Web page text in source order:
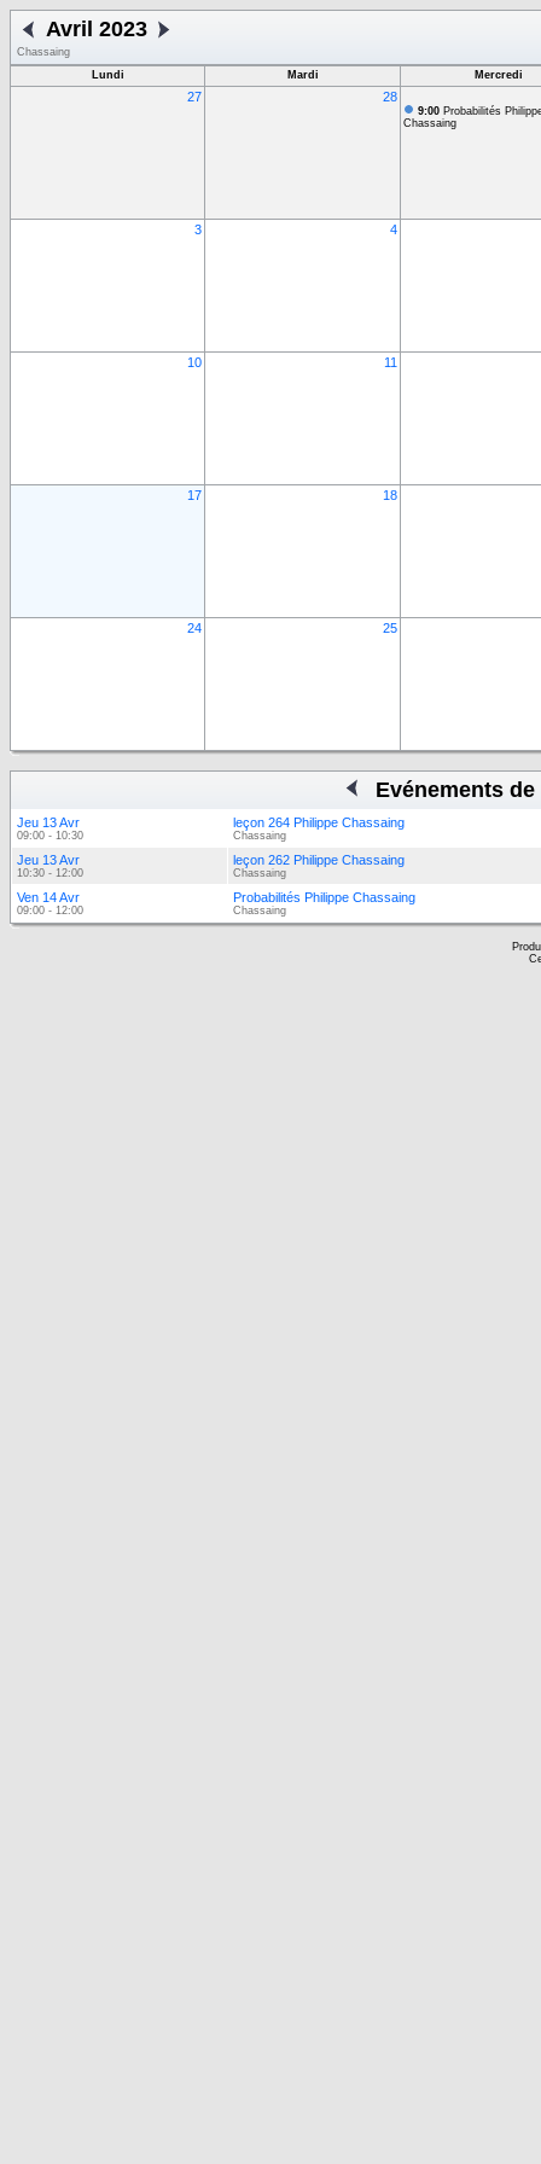
Avril 2023
Chassaing
Lundi
Mardi Mercredi
27 28
9:00 Probabilités
Chassaing
3 4
10 11
17 18
24 25
Evénements
Jeu 13 Avr
09:00 - 10:30
leçon 264 Philippe Chassaing
Chassaing
Jeu 13 Avr
10:30 - 12:00
leçon 262 Philippe Chassaing
Chassaing
Ven 14 Avr
09:00 - 12:00
Probabilités Philippe Chassaing
Chassaing